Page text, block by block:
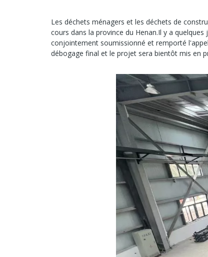
Les déchets ménagers et les déchets de
cours dans la province du Henan.Il y a
conjointement soumissionné et remporté
débogage final et le projet sera bientôt mis en